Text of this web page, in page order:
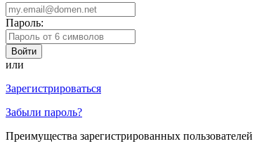
Пароль:
или
Зарегистрироваться
Забыли пароль?
Преимущества зарегистрированных пользователей